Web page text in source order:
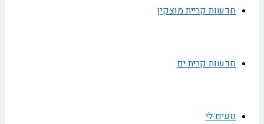
חדשות קריית מוצקין
חדשות קרית ים
טעים לי